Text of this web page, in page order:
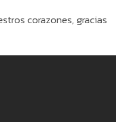
corazones, gracias